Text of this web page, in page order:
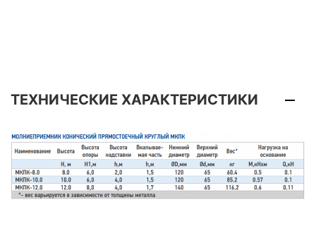
ТЕХНИЧЕСКИЕ ХАРАКТЕРИСТИКИ